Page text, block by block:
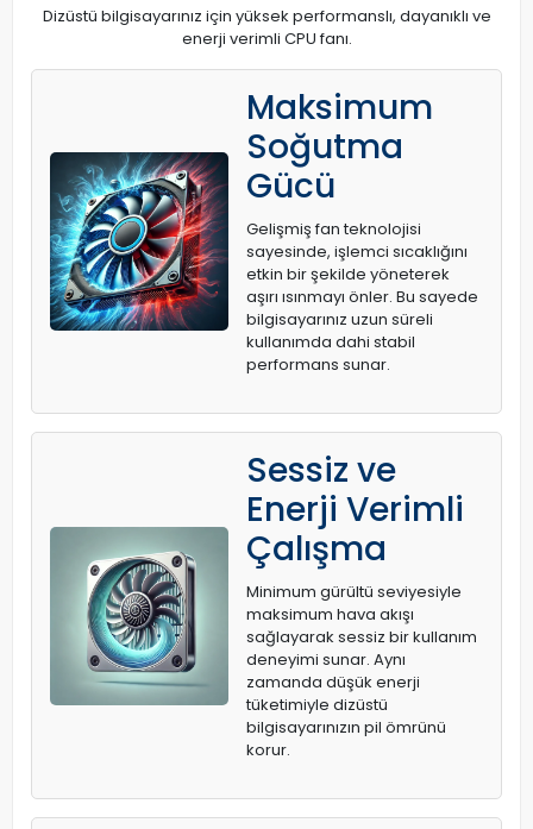
Dizüstü bilgisayarınız için yüksek performanslı, dayanıklı ve
enerji verimli CPU fanı.
Maksimum
Soğutma
Gücü
Gelişmiş fan teknolojisi
sayesinde, işlemci sıcaklığını
etkin bir şekilde yöneterek
aşırı ısınmayı önler. Bu sayede
bilgisayarınız uzun süreli
kullanımda dahi stabil
performans sunar.
Sessiz ve
Enerji Verimli
Çalışma
Minimum gürültü seviyesiyle
maksimum hava akışı
sağlayarak sessiz bir kullanım
deneyimi sunar. Aynı
zamanda düşük enerji
tüketimiyle dizüstü
bilgisayarınızın pil ömrünü
korur.